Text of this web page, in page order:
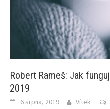
Robert Rameš: Jak
2019
6 srpna, 2019 Vítek